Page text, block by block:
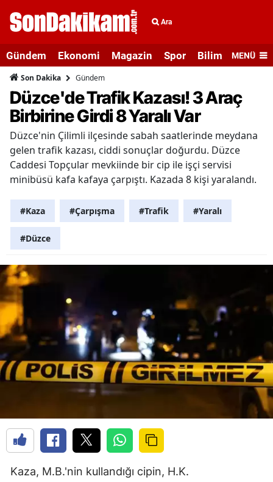
Ara
Gündem Ekonomi Magazin Spor Bilim veMENÜ
Son Dakika Gündem
Düzce'de Trafik Kazası! 3 Araç
Birbirine Girdi 8 Yaralı Var
Düzce'nin Çilimli ilçesinde sabah saatlerinde meydana
gelen trafik kazası, ciddi sonuçlar doğurdu. Düzce
Caddesi Topçular mevkiinde bir cip ile işçi servisi
minibüsü kafa kafaya çarpıştı. Kazada 8 kişi yaralandı.
#Kaza #Çarpışma #Trafik #Yaralı
#Düzce
Kaza, M.B.'nin kullandığı cipin, H.K.